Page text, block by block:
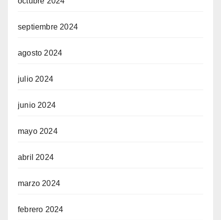
septiembre 2024
agosto 2024
julio 2024
junio 2024
mayo 2024
abril 2024
marzo 2024
febrero 2024